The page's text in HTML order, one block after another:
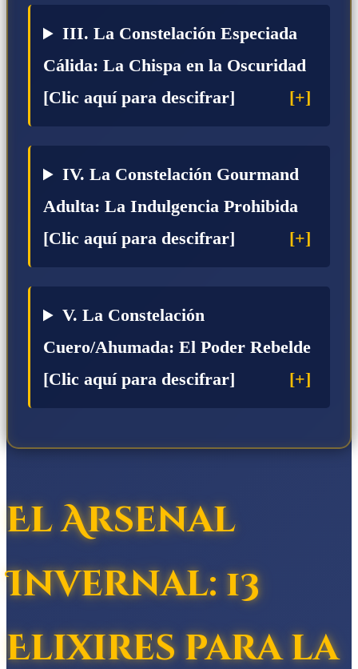
III. La Constelación Especiada
Cálida: La Chispa en la Oscuridad
[Clic aquí para descifrar]
IV. La Constelación Gourmand
Adulta: La Indulgencia Prohibida
[Clic aquí para descifrar]
V. La Constelación
Cuero/Ahumada: El Poder Rebelde
[Clic aquí para descifrar]
El Arsenal
Invernal: 13
Elixires para la